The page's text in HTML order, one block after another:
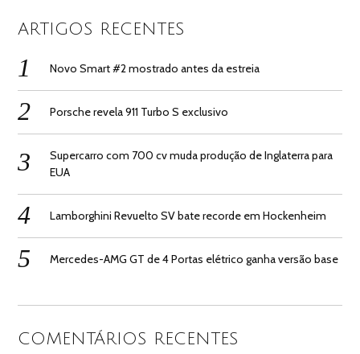
ARTIGOS RECENTES
Novo Smart #2 mostrado antes da estreia
Porsche revela 911 Turbo S exclusivo
Supercarro com 700 cv muda produção de Inglaterra para
EUA
Lamborghini Revuelto SV bate recorde em Hockenheim
Mercedes-AMG GT de 4 Portas elétrico ganha versão base
COMENTÁRIOS RECENTES